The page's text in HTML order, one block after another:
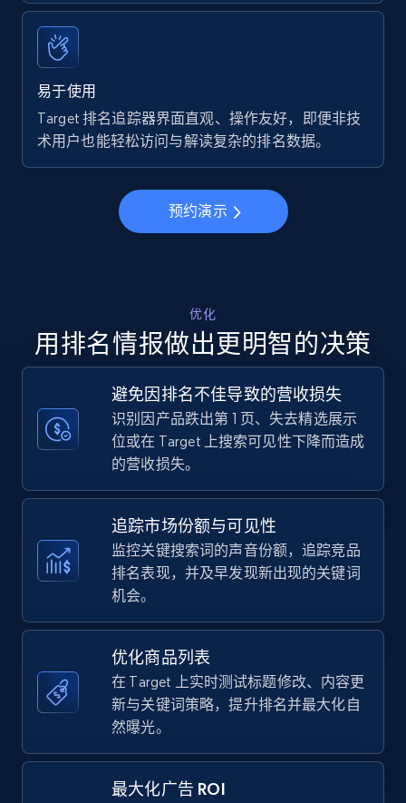
Walmart - products - Find new products by
using specific category URL
Specifications, Image urls, Top reviews, and
Walmart - products - Collects products by
URL, Final price, Sku, Currency, Gtin,
Specifications, Image urls, Top reviews, and
more.
5.6K+ 875+ 立即开始
Walmart - products - Discover products by
using sku numbers
URL, Final price, Sku, Currency, Gtin,
Specifications, Image urls, Top reviews, and
more.
875+
易于使用
Target 排名追踪器界面直观、操作友好，即便非技
术用户也能轻松访问与解读复杂的排名数据。
预约演示
优化
用排名情报做出更明智的决策
避免因排名不佳导致的营收损失
识别因产品跌出第 1 页、失去精选展示
位或在 Target 上搜索可见性下降而造成
的营收损失。
追踪市场份额与可见性
监控关键搜索词的声音份额，追踪竞品
排名表现，并及早发现新出现的关键词
机会。
优化商品列表
在 Target 上实时测试标题修改、内容更
新与关键词策略，提升排名并最大化自
然曝光。
最大化广告 ROI